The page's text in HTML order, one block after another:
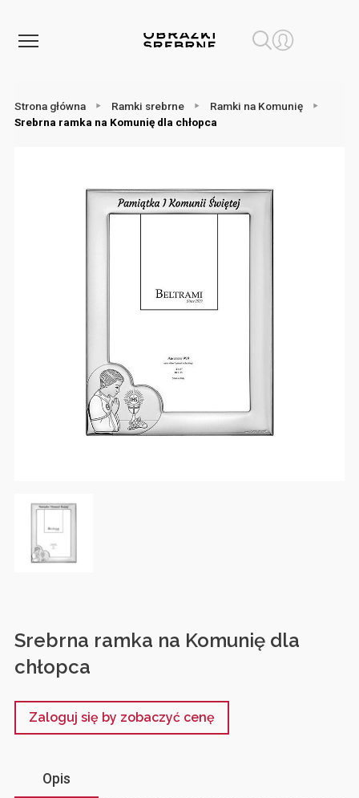
Strona główna Ramki srebrne
Ramki na Komunię
Srebrna ramka na Komunię dla chłopca
Srebrna ramka na Komunię dla
chłopca
Zaloguj się by zobaczyć cenę
Opis